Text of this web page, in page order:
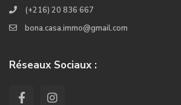
(+216) 20 836 667
bona.casa.immo@gmail.com
Réseaux Sociaux :